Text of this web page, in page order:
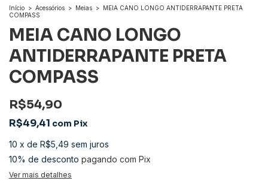
Início > Acessórios > Meias > MEIA CANO LONGO ANTIDERRAPANTE PRETA
COMPASS
MEIA CANO LONGO
ANTIDERRAPANTE PRETA
COMPASS
R$54,90
R$49,41 com Pix
10 x de R$5,49 sem juros
10% de desconto pagando com Pix
Ver mais detalhes